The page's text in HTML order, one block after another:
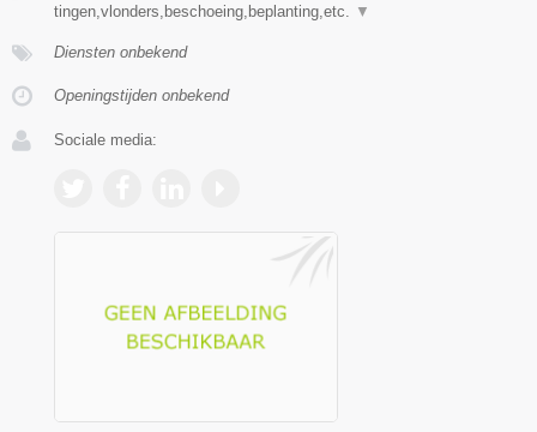
tingen,vlonders,beschoeing,beplanting,etc.
▼
Diensten onbekend
Openingstijden onbekend
Sociale media: